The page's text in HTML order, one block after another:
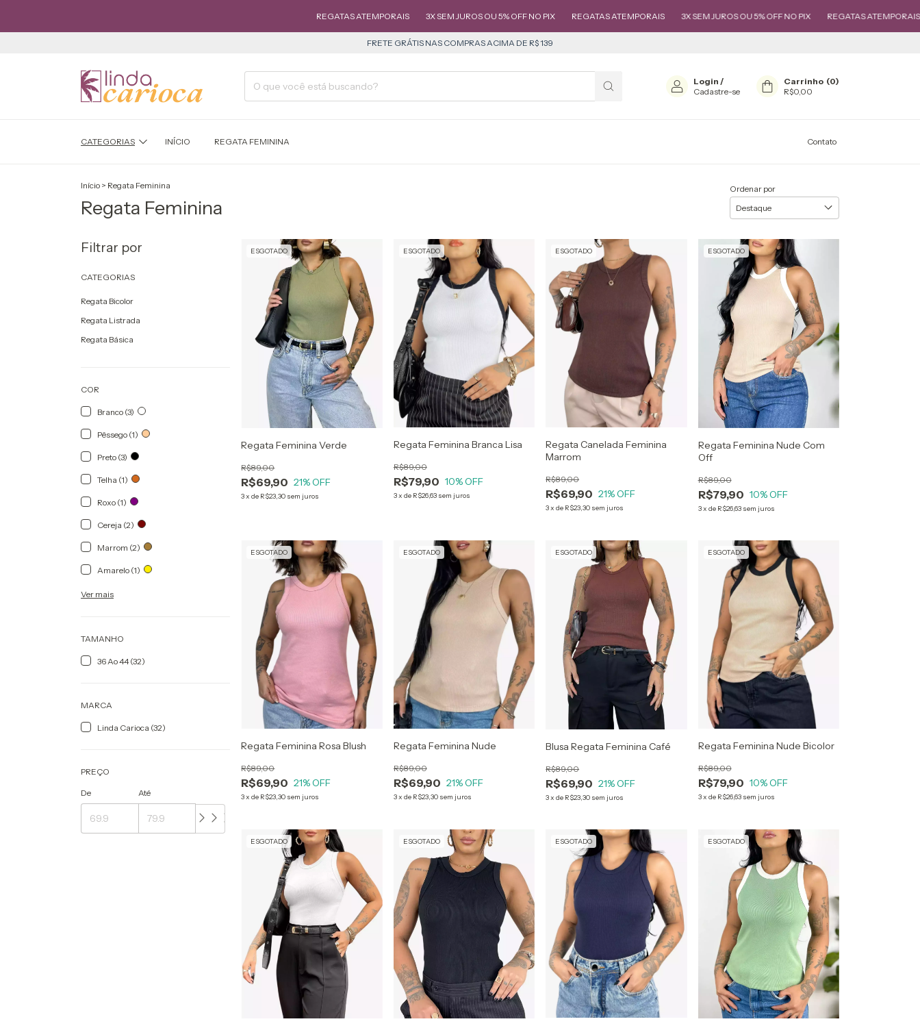
REGATAS ATEMPORAIS 3X SEM JUROS OU 5% OFF NO PIX REGATAS ATEMPORAIS 3X SEM JUROS OU 5% OFF NO PIX REGATAS ATEMPORAIS 3X SEM
FRETE GRÁTIS NAS COMPRAS ACIMA DE R$ 139
Login /
Cadastre-se
Carrinho (0)
R$0,00
CATEGORIAS INÍCIO REGATA FEMININA Contato
Início > Regata Feminina
Regata Feminina
Ordenar por
Filtrar por
CATEGORIAS
Regata Bicolor
Regata Listrada
Regata Básica
COR
Branco (3)
Pêssego (1)
Preto (3)
Telha (1)
Roxo (1)
Cereja (2)
Marrom (2)
Amarelo (1)
Ver mais
TAMANHO
36 Ao 44 (32)
MARCA
Linda Carioca (32)
PREÇO
De Até
ESGOTADO
Regata Feminina Verde
R$69,90
R$89,00
21% OFF
3xde R$23,30 sem juros
ESGOTADO
Regata Feminina Branca Lisa
R$79,90
R$89,00
10% OFF
3x de R$26,63 sem juros
ESGOTADO
Regata Canelada Feminina
Marrom
R$69,90
R$89,00
21% OFF
3xde R$23,30 sem juros
ESGOTADO
Regata Feminina Nude Com
Off
R$79,90
R$89,00
10% OFF
3x de R$26,63 sem juros
ESGOTADO
Regata Feminina Rosa Blush
R$69,90
R$89,00
21% OFF
3xde R$23,30 sem juros
ESGOTADO
Regata Feminina Nude
R$69,90
R$89,00
21% OFF
3x de R$23,30 sem juros
ESGOTADO
Blusa Regata Feminina Café
R$69,90
R$89,00
21% OFF
3xde R$23,30 sem juros
ESGOTADO
Regata Feminina Nude Bicolor
R$79,90
R$89,00
10% OFF
3x de R$26,63 sem juros
ESGOTADO ESGOTADO ESGOTADO ESGOTADO